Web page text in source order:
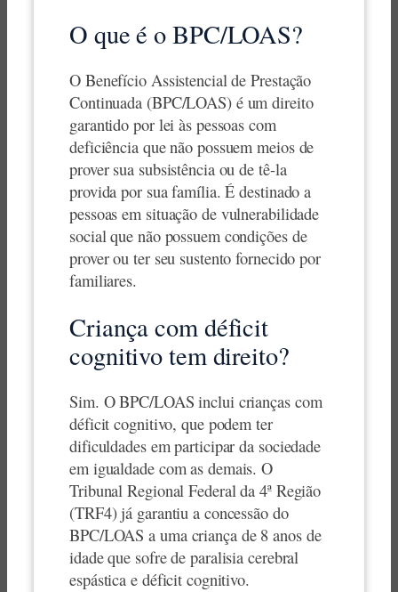
O que é o BPC/LOAS?
O Benefício Assistencial de Prestação
Continuada (BPC/LOAS) é um direito
garantido por lei às pessoas com
deficiência que não possuem meios de
prover sua subsistência ou de tê-la
provida por sua família. É destinado a
pessoas em situação de vulnerabilidade
social que não possuem condições de
prover ou ter seu sustento fornecido por
familiares.
Criança com déficit
cognitivo tem direito?
Sim. O BPC/LOAS inclui crianças com
déficit cognitivo, que podem ter
dificuldades em participar da sociedade
em igualdade com as demais. O
Tribunal Regional Federal da 4ª Região
(TRF4) já garantiu a concessão do
BPC/LOAS a uma criança de 8 anos de
idade que sofre de paralisia cerebral
espástica e déficit cognitivo.